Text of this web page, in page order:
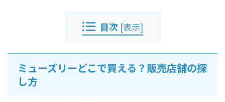
目次 [表示]
ミューズリーどこで買える？販売店舗の探
し方